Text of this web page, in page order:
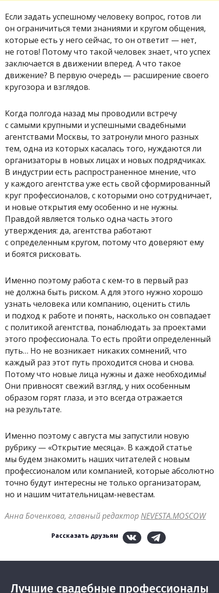
Если задать успешному человеку вопрос, готов ли
он ограничиться теми знаниями и кругом общения,
которые есть у него сейчас, то он ответит — нет,
не готов! Потому что такой человек знает, что успех
заключается в движении вперед. А что такое
движение? В первую очередь — расширение своего
кругозора и взглядов.
Когда полгода назад мы проводили встречу
с самыми крупными и успешными свадебными
агентствами Москвы, то затронули много разных
тем, одна из которых касалась того, нуждаются ли
организаторы в новых лицах и новых подрядчиках.
В индустрии есть распространенное мнение, что
у каждого агентства уже есть свой сформированный
круг профессионалов, с которыми оно сотрудничает,
и новые открытия ему особенно и не нужны.
Правдой является только одна часть этого
утверждения: да, агентства работают
с определенным кругом, потому что доверяют ему
и боятся рисковать.
Именно поэтому работа с кем-то в первый раз
не должна быть риском. А для этого нужно хорошо
узнать человека или компанию, оценить стиль
и подход к работе и понять, насколько он совпадает
с политикой агентства, понаблюдать за проектами
этого профессионала. То есть пройти определенный
путь… Но не возникает никаких сомнений, что
каждый раз этот путь проходится снова и снова.
Потому что новые лица нужны и даже необходимы!
Они привносят свежий взгляд, у них особенным
образом горят глаза, и это всегда отражается
на результате.
Именно поэтому с августа мы запустили новую
рубрику — «Открытие месяца». В каждой статье
мы будем знакомить наших читателей с новым
профессионалом или компанией, которые абсолютно
точно будут интересны не только организаторам,
но и нашим читательницам-невестам.
Анна Боченкова, главный редакторNEVESTA.MOSCOW
Рассказать друзьям
Лучшие свадебные профессионалы